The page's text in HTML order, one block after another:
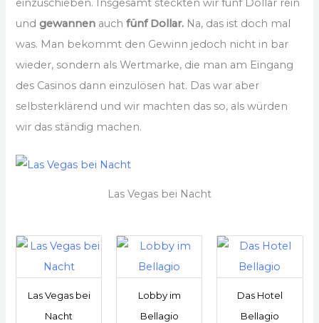
einzuschieben. Insgesamt steckten wir fünf Dollar rein
undgewannen auchfünf Dollar. Na, das ist doch mal
was. Man bekommt den Gewinn jedoch nicht in bar
wieder, sondern als Wertmarke, die man am Eingang
des Casinos dann einzulösen hat. Das war aber
selbsterklärend und wir machten das so, als würden
wir das ständig machen.
Las Vegas bei Nacht
Las Vegas bei
Nacht
Lobby im
Bellagio
Das Hotel
Bellagio